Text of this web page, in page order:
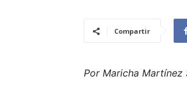
Compartir
Por Maricha Martínez